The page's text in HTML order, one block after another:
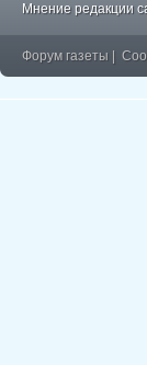
Мнение редакции
Форум газеты
�